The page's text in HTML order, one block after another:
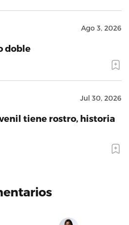
Ago 3, 2026
doble
Jul 30, 2026
tiene rostro, historia